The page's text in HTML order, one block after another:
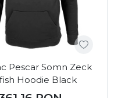
o captură memorabilă.
plute
de mare putere sau
avea încredere
Pescar Somn Zeck
Hoodie Black